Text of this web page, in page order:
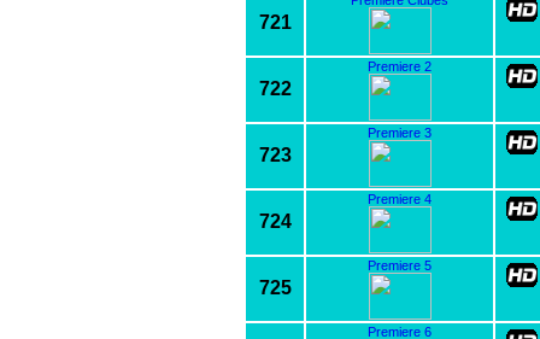
721
722
Premiere 2
723
Premiere 3
724
Premiere 4
725
Premiere 5
Premiere 6